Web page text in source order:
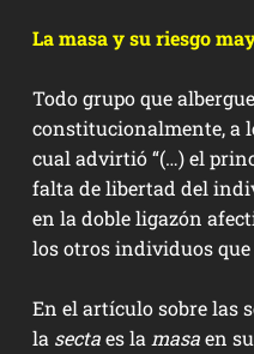
La masa y su riesgo
Todo grupo que
constitucionalmente, a
cual advirtió “(…) el
falta de libertad del
en la doble ligazón
los otros individuos que
En el artículo sobre las
la sectaes la masaen